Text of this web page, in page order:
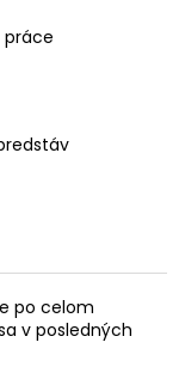
práce
po celom
v posledných